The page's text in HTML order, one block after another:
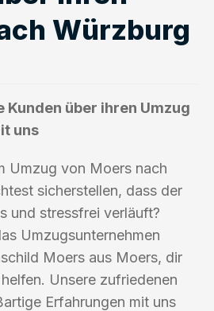
Würzburg
Kunden über ihren Umzug
uns
Umzug von Moers nach
sicherstellen, dass der
und stressfrei verläuft?
Umzugsunternehmen
Moers aus Moers, dir
Unsere zufriedenen
Erfahrungen mit uns